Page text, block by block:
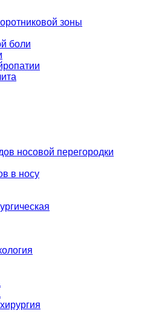
зоны
боли
носовой перегородки
в носу